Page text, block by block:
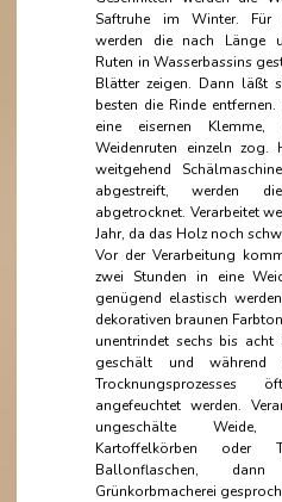
Saftruhe im Winter. Für
werden die nach Länge
Ruten in Wasserbassins
Blätter zeigen. Dann läßt
besten die Rinde
eine eisernen
Weidenruten einzeln zog.
weitgehend
abgestreift, werden
abgetrocknet. Verarbeitet
Jahr, da das Holz noch
Vor der Verarbeitung
zwei Stunden in eine
genügend elastisch
dekorativen braunen
unentrindet sechs bis acht
geschält und während
Trocknungsprozesses
angefeuchtet werden.
ungeschälte Weide,
Kartoffelkörben oder
Ballonflaschen,
Grünkorbmacherei